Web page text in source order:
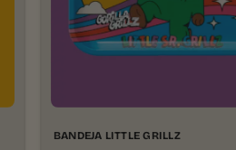
BANDEJA LITTLE GRILLZ